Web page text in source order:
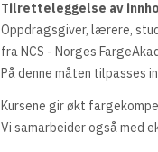
Tilretteleggelse av
Oppdragsgiver, lærere,
fra NCS - Norges
På denne måten tilpasses
Kursene gir økt
Vi samarbeider også med